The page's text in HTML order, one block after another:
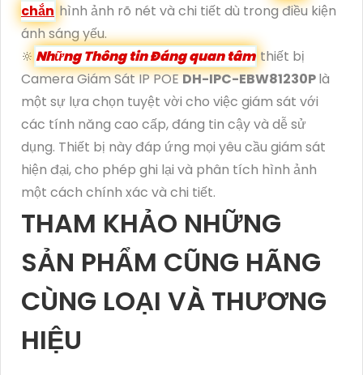
chắn hình ảnh rõ nét và chi tiết dù trong điều kiện
ánh sáng yếu.
🔆 Những Thông tin Đáng quan tâm thiết bị
Camera Giám Sát IP POEDH-IPC-EBW81230Plà
một sự lựa chọn tuyệt vời cho việc giám sát với
các tính năng cao cấp, đáng tin cậy và dễ sử
dụng. Thiết bị này đáp ứng mọi yêu cầu giám sát
hiện đại, cho phép ghi lại và phân tích hình ảnh
một cách chính xác và chi tiết.
THAM KHẢO NHỮNG
SẢN PHẨM CŨNG HÃNG
CÙNG LOẠI VÀ THƯƠNG
HIỆU